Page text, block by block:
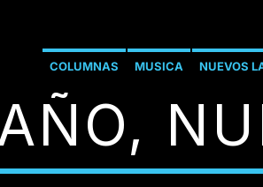
COLUMNAS MUSICA NUEVOS